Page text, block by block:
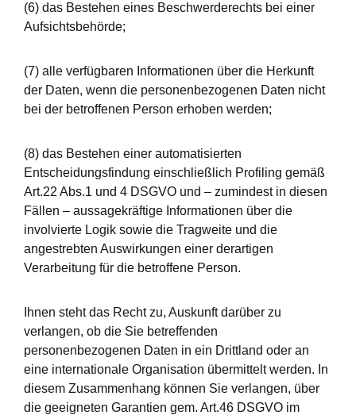
(6) das Bestehen eines Beschwerderechts bei einer
Aufsichtsbehörde;
(7) alle verfügbaren Informationen über die Herkunft
der Daten, wenn die personenbezogenen Daten nicht
bei der betroffenen Person erhoben werden;
(8) das Bestehen einer automatisierten
Entscheidungsfindung einschließlich Profiling gemäß
Art.22 Abs.1 und 4 DSGVO und – zumindest in diesen
Fällen – aussagekräftige Informationen über die
involvierte Logik sowie die Tragweite und die
angestrebten Auswirkungen einer derartigen
Verarbeitung für die betroffene Person.
Ihnen steht das Recht zu, Auskunft darüber zu
verlangen, ob die Sie betreffenden
personenbezogenen Daten in ein Drittland oder an
eine internationale Organisation übermittelt werden. In
diesem Zusammenhang können Sie verlangen, über
die geeigneten Garantien gem. Art.46 DSGVO im